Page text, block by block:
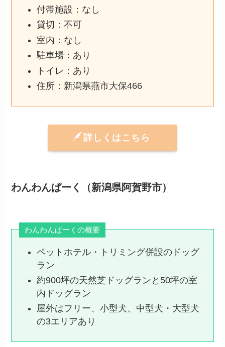
付帯施設：なし
貸切：不可
室内：なし
駐車場：あり
トイレ：あり
住所：新潟県燕市大保466
詳しくはこちら
わんわんぱーく（新潟県阿賀野市）
わんわんぱーくの概要
ペットホテル・トリミング併設のドッグ
ラン
約900坪の天然芝ドッグランと50坪の室
内ドッグラン
屋外はフリー、小型犬、中型犬・大型犬
の3エリアあり